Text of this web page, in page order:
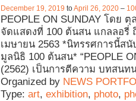
December 19, 2019 toApril 26, 2020 –
PEOPLE ON SUNDAY โดย
จัดแสดงที่ 100 ต้นสน แกลลอรี่
เมษายน 2563 *นิทรรศการนี้ส
มูลนิธิ 100 ต้นสน* “PEOPLE
(2562) เป็นการตีความ บทสนท
Organized by NEWS
Type: art, exhibition, photo,